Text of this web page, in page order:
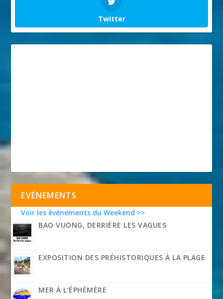
Twitter
EVÉNEMENTS
Voir les événements du Weekend >>
BAO VUONG, DERRIÈRE LES VAGUES
EXPOSITION DES PRÉHISTORIQUES À LA PLAGE
MER À L’ÉPHÉMÈRE